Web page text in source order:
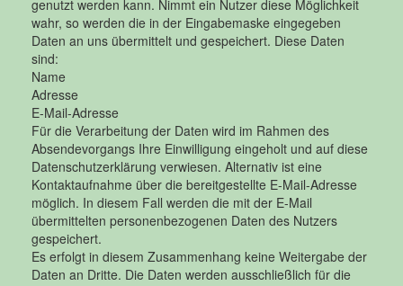
genutzt werden kann. Nimmt ein Nutzer diese Möglichkeit
wahr, so werden die in der Eingabemaske eingegeben
Daten an uns übermittelt und gespeichert. Diese Daten
sind:
Name
Adresse
E-Mail-Adresse
Für die Verarbeitung der Daten wird im Rahmen des
Absendevorgangs Ihre Einwilligung eingeholt und auf diese
Datenschutzerklärung verwiesen. Alternativ ist eine
Kontaktaufnahme über die bereitgestellte E-Mail-Adresse
möglich. In diesem Fall werden die mit der E-Mail
übermittelten personenbezogenen Daten des Nutzers
gespeichert.
Es erfolgt in diesem Zusammenhang keine Weitergabe der
Daten an Dritte. Die Daten werden ausschließlich für die